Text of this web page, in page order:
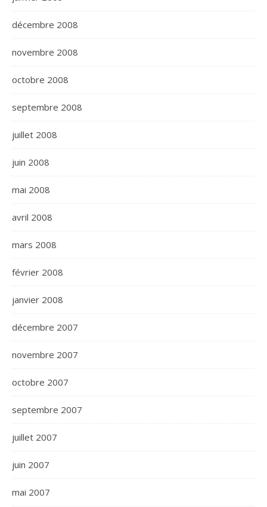
décembre 2008
novembre 2008
octobre 2008
septembre 2008
juillet 2008
juin 2008
mai 2008
avril 2008
mars 2008
février 2008
janvier 2008
décembre 2007
novembre 2007
octobre 2007
septembre 2007
juillet 2007
juin 2007
mai 2007